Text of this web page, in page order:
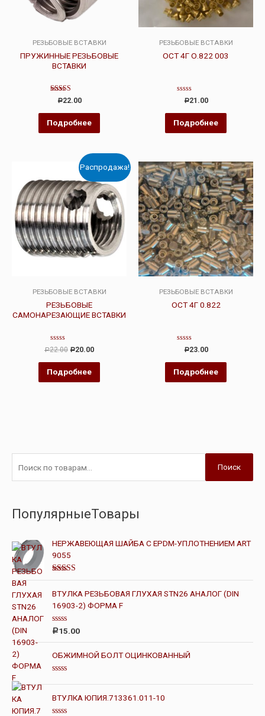
РЕЗЬБОВЫЕ ВСТАВКИ
ПРУЖИННЫЕ РЕЗЬБОВЫЕ
ВСТАВКИ
Оценка
4.00
из 5
Р22.00
Подробнее
РЕЗЬБОВЫЕ ВСТАВКИ
ОСТ 4Г О.822 003
Оценка
из
5
Р21.00
Подробнее
Распродажа!
РЕЗЬБОВЫЕ ВСТАВКИ
РЕЗЬБОВЫЕ
САМОНАРЕЗАЮЩИЕ ВСТАВКИ
Оценка
0
из
5
Р22.00 Р20.00
Подробнее
РЕЗЬБОВЫЕ ВСТАВКИ
ОСТ 4Г 0.822
Оценка
из
5
Р23.00
Подробнее
Поиск
ПопулярныеТовары
НЕРЖАВЕЮЩАЯ ШАЙБА С EPDM-УПЛОТНЕНИЕМ ART
9055
Оценка
ВТУЛКА РЕЗЬБОВАЯ ГЛУХАЯ STN26 АНАЛОГ (DIN
16903-2) ФОРМА F
О
е
н
к
а
и
5
Р15.00
ОБЖИМНОЙ БОЛТ ОЦИНКОВАННЫЙ
е
н
к
ВТУЛКА ЮПИЯ.713361.011-10